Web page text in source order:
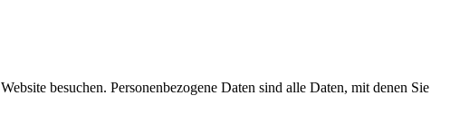
besuchen. Personenbezogene Daten sind alle Daten, mit denen Sie